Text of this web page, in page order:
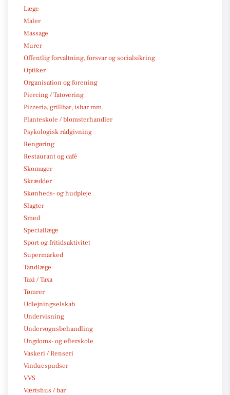
Læge
Maler
Massage
Murer
Offentlig forvaltning, forsvar og socialsikring
Optiker
Organisation og forening
Piercing / Tatovering
Pizzeria, grillbar, isbar mm.
Planteskole / blomsterhandler
Psykologisk rådgivning
Rengøring
Restaurant og café
Skomager
Skrædder
Skønheds- og hudpleje
Slagter
Smed
Speciallæge
Sport og fritidsaktivitet
Supermarked
Tandlæge
Taxi / Taxa
Tømrer
Udlejningselskab
Undervisning
Undervognsbehandling
Ungdoms- og efterskole
Vaskeri / Renseri
Vinduespudser
VVS
Værtshus / bar